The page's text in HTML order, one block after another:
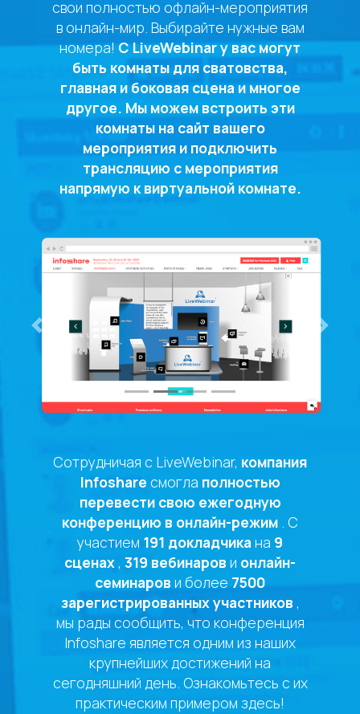
свои полностью офлайн-мероприятия
в онлайн-мир. Выбирайте нужные вам
номера!С LiveWebinar у вас могут
быть комнаты для сватовства,
главная и боковая сцена и многое
другое. Мы можем встроить эти
комнаты на сайт вашего
мероприятия и подключить
трансляцию с мероприятия
напрямую к виртуальной комнате.
Previous Next
Сотрудничая с LiveWebinar, компания
Infoshare смогла полностью
перевести свою ежегодную
конференцию в онлайн-режим . С
участием 191 докладчика на 9
сценах, 319 вебинаров и онлайн-
семинаров и более 7500
зарегистрированных участников ,
мы рады сообщить, что конференция
Infoshare является одним из наших
крупнейших достижений на
сегодняшний день. Ознакомьтесь с их
практическим примером здесь!